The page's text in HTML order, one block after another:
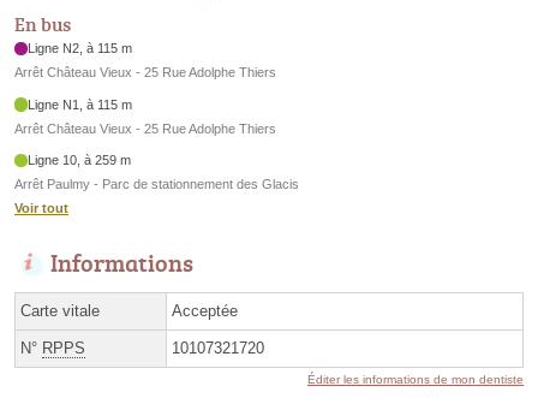
En bus
Ligne N2, à 115 m
Arrêt Château Vieux - 25 Rue Adolphe Thiers
Ligne N1, à 115 m
Arrêt Château Vieux - 25 Rue Adolphe Thiers
Ligne 10, à 259 m
Arrêt Paulmy - Parc de stationnement des Glacis
Voir tout
Informations
Carte vitale Acceptée
N° RPPS 10107321720
Éditer les informations de mon dentiste